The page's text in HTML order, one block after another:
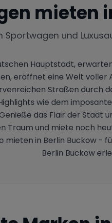
mieten
Sportwagen und
Hauptstadt,
eröffnet eine Welt
Straßen
wie dem
das Flair der Stadt
Traum und miete noch
mieten in Berlin Buckow
Berlin Buckow